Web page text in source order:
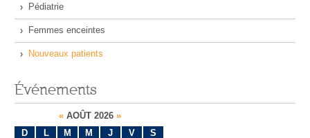
Pédiatrie
Femmes enceintes
Nouveaux patients
Événements
«AOÛT 2026 »
D
L M M J V S